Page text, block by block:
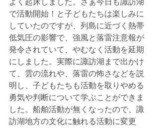
よく起床しました。さぁ今日も諏訪湖
で活動開始！と子どもたちは楽しみに
していたのですが、列島に近づく熱帯
低気圧の影響で、強風と落雷注意報が
発令されていて、やむなく活動を延期
にしました。実際に諏訪湖まで出かけ
て、雲の流れや、落雷の怖さなどを説
明し、子どもたちも活動を取りやめる
勇気や判断について学ぶことができま
した。船舶活動が無くなったので、諏
訪湖地方の文化に触れる活動に変更